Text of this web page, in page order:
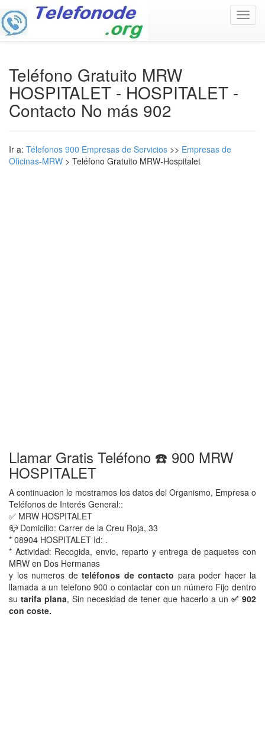
Teléfono Gratuito MRW
HOSPITALET - HOSPITALET -
Contacto No más 902
Ir a: Télefonos 900 Empresas de Servicios >> Empresas de
Oficinas-MRW > Teléfono Gratuito MRW-Hospitalet
Llamar Gratis Teléfono ☎️ 900 MRW
HOSPITALET
A continuacion le mostramos los datos del Organismo, Empresa o
Teléfonos de Interés General::
✅ MRW HOSPITALET
📪 Domicilio: Carrer de la Creu Roja, 33
* 08904 HOSPITALET Id: .
* Actividad: Recogida, envio, reparto y entrega de paquetes con
MRW en Dos Hermanas
y los numeros de teléfonos de contacto para poder hacer la
llamada a un telefono 900 o contactar con un número Fijo dentro
su tarifa plana, Sin necesidad de tener que hacerlo a un ✅ 902
con coste.